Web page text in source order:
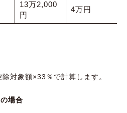
13万2,000
円
4万円
対象額×33％で計算します。
場合